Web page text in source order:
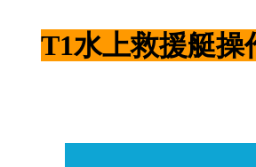
T1水上救援艇操